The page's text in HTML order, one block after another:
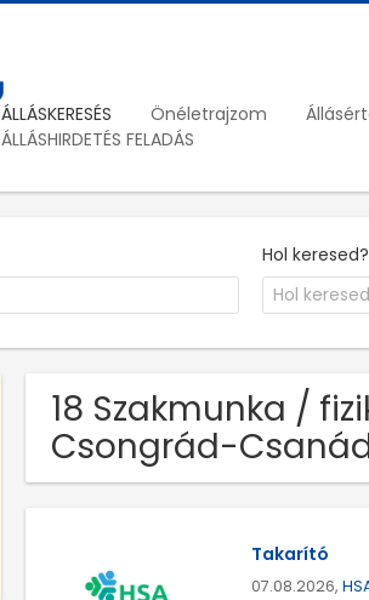
ÁLLÁSKERESÉS Önéletrajzom
ÁLLÁSHIRDETÉS FELADÁS
Hol keresed?
18 Szakmunka /
Csongrád-
Takarító
07.08.2026,